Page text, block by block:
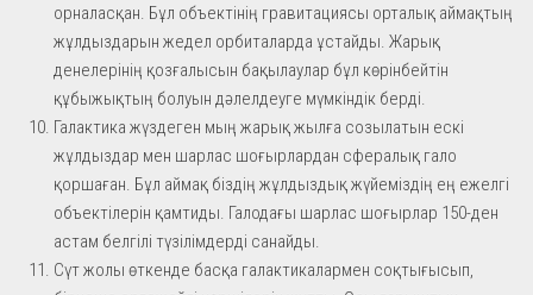
орналасқан. Бұл объектінің гравитациясы орталық аймақтың
жұлдыздарын жедел орбиталарда ұстайды. Жарық
денелерінің қозғалысын бақылаулар бұл көрінбейтін
құбыжықтың болуын дәлелдеуге мүмкіндік берді.
Галактика жүздеген мың жарық жылға созылатын ескі
жұлдыздар мен шарлас шоғырлардан сфералық гало
қоршаған. Бұл аймақ біздің жұлдыздық жүйеміздің ең ежелгі
объектілерін қамтиды. Галодағы шарлас шоғырлар 150-ден
астам белгілі түзілімдерді санайды.
Сүт жолы өткенде басқа галактикалармен соқтығысып,